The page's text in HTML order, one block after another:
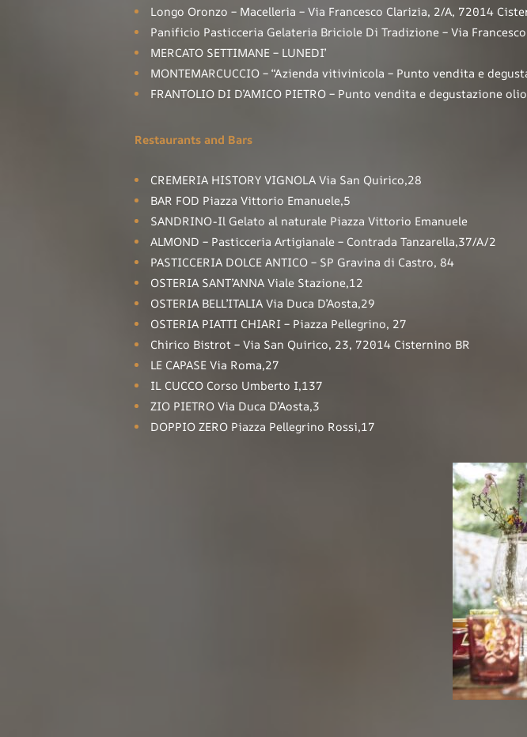
Longo Oronzo – Macelleria – Via Francesco Clarizia, 2/A, 72014
Panificio Pasticceria Gelateria Briciole Di Tradizione – Via
MERCATO SETTIMANE – LUNEDI’
MONTEMARCUCCIO – “Azienda vitivinicola – Punto vendita e
FRANTOLIO DI D’AMICO PIETRO – Punto vendita e degustazione
Restaurants and Bars
CREMERIA HISTORY VIGNOLA Via San Quirico,28
BAR FOD Piazza Vittorio Emanuele,5
SANDRINO-Il Gelato al naturale Piazza Vittorio Emanuele
ALMOND – Pasticceria Artigianale – Contrada Tanzarella,37/A/2
PASTICCERIA DOLCE ANTICO – SP Gravina di Castro, 84
OSTERIA SANT’ANNA Viale Stazione,12
OSTERIA BELL’ITALIA Via Duca D’Aosta,29
OSTERIA PIATTI CHIARI – Piazza Pellegrino, 27
Chirico Bistrot – Via San Quirico, 23, 72014 Cisternino BR
LE CAPASE Via Roma,27
IL CUCCO Corso Umberto I,137
ZIO PIETRO Via Duca D’Aosta,3
DOPPIO ZERO Piazza Pellegrino Rossi,17